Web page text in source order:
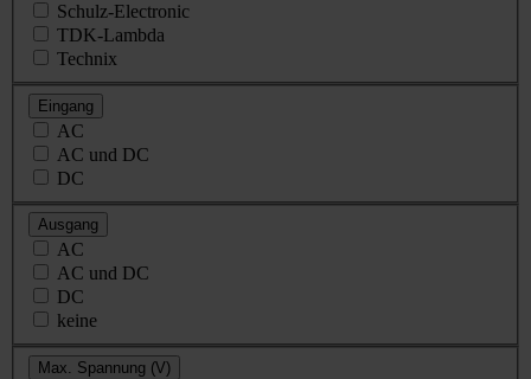
Schulz-Electronic
TDK-Lambda
Technix
Eingang
AC
AC und DC
DC
Ausgang
AC
AC und DC
DC
keine
Max. Spannung (V)